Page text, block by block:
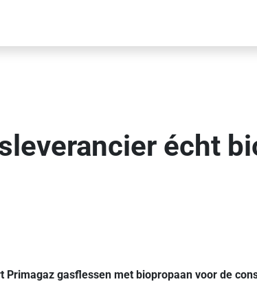
écht
gasflessen met biopropaan voor de